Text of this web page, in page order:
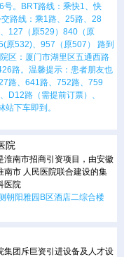
号。BRT路线：乘快1、快
路线：乘1路、25路、28
127（原529）840（原
原532)、957（原507） 路到
区：厦门市湖里区五通西路
路。温馨提示：患者朋友也
路、641路、752路、759
D12路（需提前订票）、
下车即到。
院
淮南市招商引资项目，由安徽
南市 人民医院联合建设的集
医院
朝阳雅园B区酒店二综合楼
集团斥巨资引进设备及人才设